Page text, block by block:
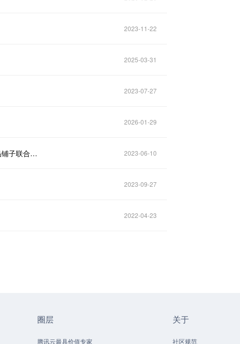
2023-11-22
2025-03-31
2023-07-27
2026-01-29
斩获全球食品界“奥斯卡”至高奖项，中国零食品牌6月再升级——良品铺子联合久久丫共建卤味研发中心 2023-06-10
2023-09-27
2022-04-23
圈层
腾讯云最具价值专家
关于
社区规范